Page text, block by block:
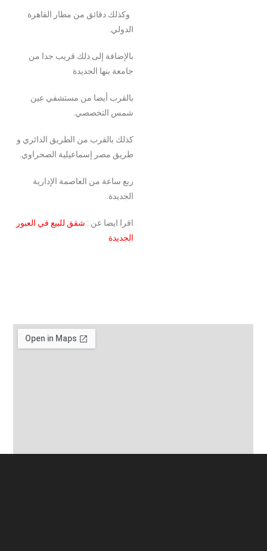
وكذلك دقائق من مطار القاهرة
الدولي.
بالإضافة إلى ذلك قريب جدا من
جامعة بنها الجديدة
بالقرب أيضا من مستشفي عين
شمس التخصصي.
كذلك بالقرب من الطريق الدائري و
طريق مصر إسماعيلية الصحراوي.
ربع ساعة من العاصمة الإدارية
الجديدة.
اقرا ايضا عن : شقق للبيع في العبور
الجديدة